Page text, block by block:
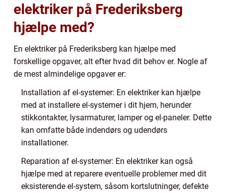
elektriker på Frederiksberg
hjælpe med?
En elektriker på Frederiksberg kan hjælpe med
forskellige opgaver, alt efter hvad dit behov er. Nogle af
de mest almindelige opgaver er:
Installation af el-systemer: En elektriker kan hjælpe
med at installere el-systemer i dit hjem, herunder
stikkontakter, lysarmaturer, lamper og el-paneler. Dette
kan omfatte både indendørs og udendørs
installationer.
Reparation af el-systemer: En elektriker kan også
hjælpe med at reparere eventuelle problemer med dit
eksisterende el-system, såsom kortslutninger, defekte